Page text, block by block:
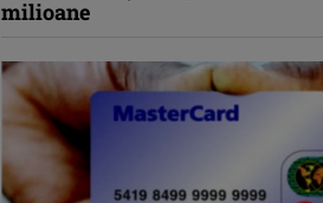
milioane